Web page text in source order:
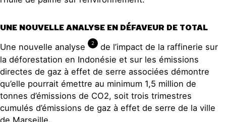
UNE NOUVELLE ANALYSE EN DÉFAVEUR DE TOTAL
Une nouvelle analyse 2
de l’impact de la raffinerie sur
la déforestation en Indonésie et sur les émissions
directes de gaz à effet de serre associées démontre
qu’elle pourrait émettre au minimum 1,5 million de
tonnes d’émissions de CO2, soit trois trimestres
cumulés d’émissions de gaz à effet de serre de la ville
de Marseille.